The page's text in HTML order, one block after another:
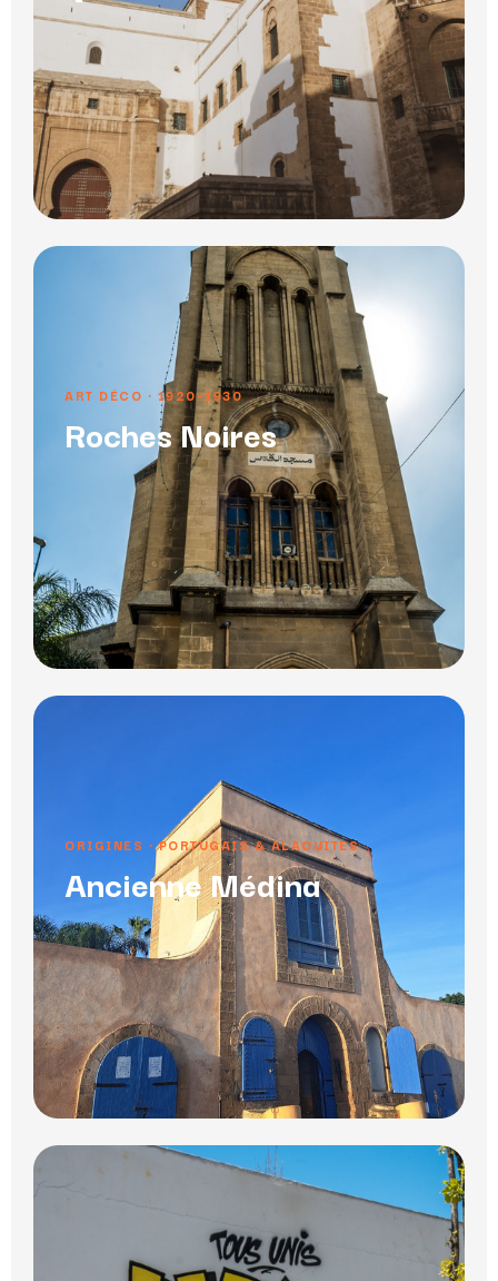
ART DÉCO · 1920–1930
Roches Noires
ORIGINES · PORTUGAIS & ALAOUITES
Ancienne Médina